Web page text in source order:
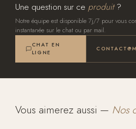
Une question sur ce produit?
Notre équipe est disponible 7j/7 pour vous
instantanée sur le chat ou par mail.
CHAT EN
LIGNE
Vous aimerez aussi — Nos